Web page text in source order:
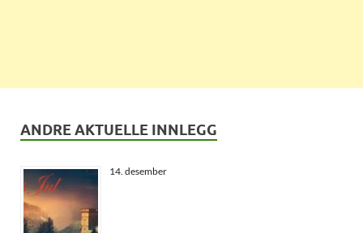
ANDRE AKTUELLE INNLEGG
14. desember